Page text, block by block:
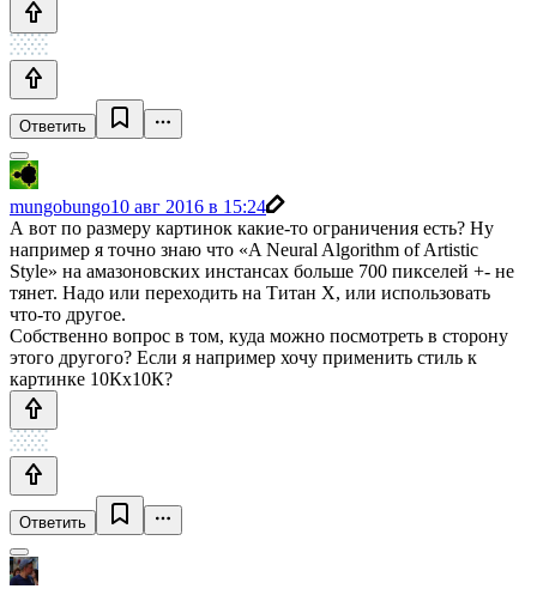
Ответить
mungobungo10 авг 2016 в 15:24
А вот по размеру картинок какие-то ограничения есть? Ну
например я точно знаю что «A Neural Algorithm of Artistic
Style» на амазоновских инстансах больше 700 пикселей +- не
тянет. Надо или переходить на Титан Х, или использовать
что-то другое.
Собственно вопрос в том, куда можно посмотреть в сторону
этого другого? Если я например хочу применить стиль к
картинке 10Кх10К?
Ответить